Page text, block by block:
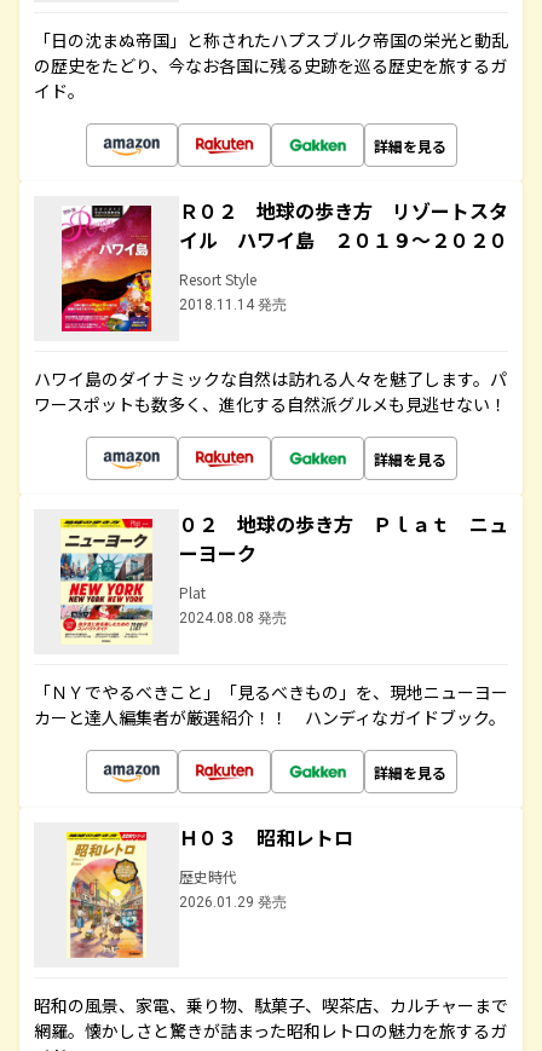
「日の沈まぬ帝国」と称されたハプスブルク帝国の栄光と動乱
の歴史をたどり、今なお各国に残る史跡を巡る歴史を旅するガ
イド。
詳細を見る
Ｒ０２ 地球の歩き方 リゾートスタ
イル ハワイ島 ２０１９～２０２０
Resort Style
2018.11.14 発売
ハワイ島のダイナミックな自然は訪れる人々を魅了します。パ
ワースポットも数多く、進化する自然派グルメも見逃せない！
詳細を見る
０２ 地球の歩き方 Ｐｌａｔ ニュ
ーヨーク
Plat
2024.08.08 発売
「ＮＹでやるべきこと」「見るべきもの」を、現地ニューヨー
カーと達人編集者が厳選紹介！！ ハンディなガイドブック。
詳細を見る
Ｈ０３ 昭和レトロ
歴史時代
2026.01.29 発売
昭和の風景、家電、乗り物、駄菓子、喫茶店、カルチャーまで
網羅。懐かしさと驚きが詰まった昭和レトロの魅力を旅するガ